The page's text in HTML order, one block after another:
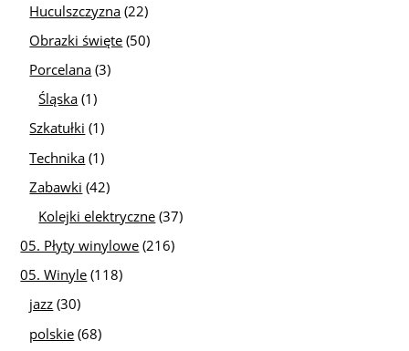
Huculszczyzna (22)
Obrazki święte (50)
Porcelana (3)
Śląska (1)
Szkatułki (1)
Technika (1)
Zabawki (42)
Kolejki elektryczne (37)
05. Płyty winylowe (216)
05. Winyle (118)
jazz (30)
polskie (68)